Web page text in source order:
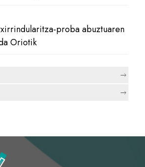
proba abuztuaren
Oriotik